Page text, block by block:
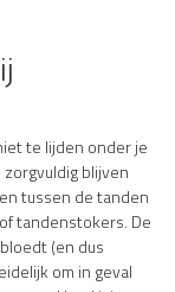
te lijden onder je
blijven
tussen de tanden
tandenstokers. De
(en dus
om in geval